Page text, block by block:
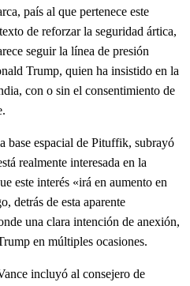
país al que pertenece este
de reforzar la seguridad ártica,
seguir la línea de presión
Trump, quien ha insistido en la
con o sin el consentimiento de
base espacial de Pituffik, subrayó
realmente interesada en la
este interés «irá en aumento en
detrás de esta aparente
una clara intención de anexión,
en múltiples ocasiones.
incluyó al consejero de